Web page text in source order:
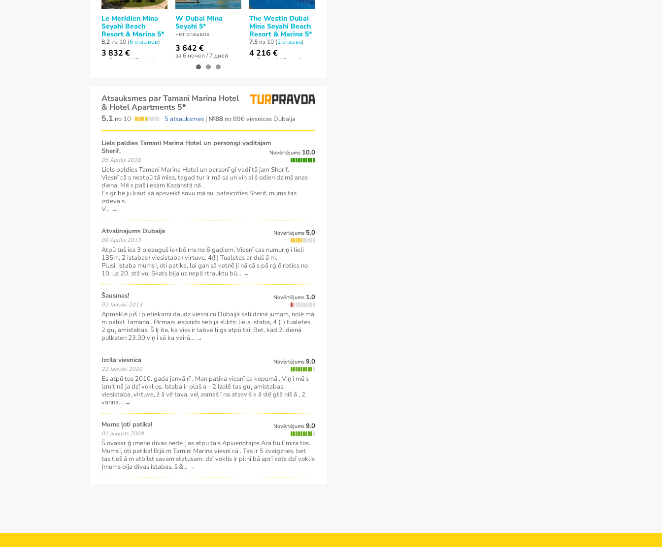
Le Meridien Mina
Seyahi Beach
Resort & Marina 5*
8,2 из 10 (6 отзывов)
3 832 €
за 6 ночей / 7 дней
W Dubai Mina
Seyahi 5*
нет отзывов
3 642 €
за 6 ночей / 7 дней
The Westin Dubai
Mina Seyahi Beach
Resort & Marina 5*
7,5 из 10 (2 отзывa)
4 216 €
за 6 ночей / 7 дней
Atsauksmes par Tamani Marina Hotel
& Hotel Apartments 5*
5.1 no 10 5 atsauksmes | №88 no 896 viesnīcas Dubaija
Liels paldies Tamani Marina Hotel un personīgi vadītājam
Sherif.
05 Aprilis 2018
Novērtējums
10.0
Liels paldies Tamani Marina Hotel un personī gi vadī tā jam Sherif.
Viesnī cā s neatpū tā mies, tagad tur ir mā sa un viņ ai š odien dzimš anas
diena. Mē s paš i esam Kazahstā nā .
Es gribē ju kaut kā apsveikt savu mā su, pateicoties Sherif, mums tas
izdevā s.
V... →
Atvaļinājums Dubaijā
09 Aprilis 2013
Novērtējums
5.0
Atpū tuš ies 3 pieauguš ie+bē rns no 6 gadiem. Viesnī cas numuriņ i lieli
135m, 2 istabas+viesistaba+virtuve. 4(! ) Tualetes ar duš ā m.
Plusi: Istaba mums ļ oti patika, lai gan sā kotnē ji nā cā s pā rģ ē rbties no
10. uz 20. stā vu. Skats bija uz nepā rtrauktu bū... →
Šausmas!
02 Janvāri 2013
Novērtējums
1.0
Apmeklē juš i pietiekami daudz viesnī cu Dubaijā salī dzinā jumam, nolē mā
m palikt Tamanā . Pirmais iespaids nebija slikts: liela istaba, 4 (! ) tualetes,
2 guļ amistabas. Š ķ ita, ka viss ir labvē lī gs atpū tai! Bet, kad 2. dienā
pulksten 23.30 viņ i sā ka vairā... →
Izcila viesnīca
23 Janvāri 2010
Novērtējums
9.0
Es atpū tos 2010. gada janvā rī . Man patika viesnī ca kopumā . Viņ i mū s
izmitinā ja dzī vokļ os. Istaba ir plaš a - 2 izolē tas guļ amistabas,
viesistaba, virtuve, ž ā vē tava, veļ asmaš ī na atseviš ķ ā slē gtā niš ā , 2
vanna... →
Mums ļoti patika!
01 augusts 2009
Novērtējums
9.0
Š ovasar ģ imene divas nedē ļ as atpū tā s Apvienotajos Arā bu Emirā tos.
Mums ļ oti patika! Bijā m Tamini Marina viesnī cā . Tas ir 5 zvaigznes, bet
tas tieš ā m atbilst savam statusam: dzī voklis ir pilnī bā aprī kots dzī voklis
(mums bija divas istabas, š &... →